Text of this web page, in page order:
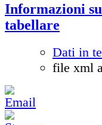
Informazioni
tabellare
Dati in
file xml